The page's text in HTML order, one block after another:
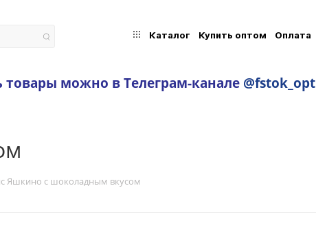
Каталог Купить оптом Оплата
товары можно в Телеграм-канале @fstok_opt
Яшкино с шоколадным вкусом